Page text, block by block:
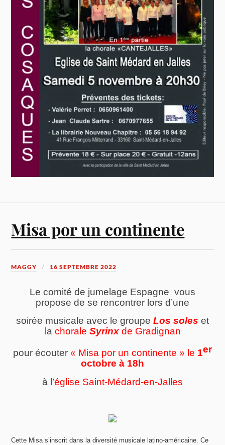
Misa por un continente
MAGGY 16 SEPTEMBRE 2022
Le comité de jumelage Espagne vous
propose de se rencontrer lors d’une
soirée musicale avec le groupe Los soles et
la chorale Syrinxde Gradignan
pour écouter « Misa por un continente » le 1er
octobre à 18h
à l’église Saint-Médard-en-Jalles
Cette Misa s’inscrit dans la diversité musicale latino-américaine. Ce